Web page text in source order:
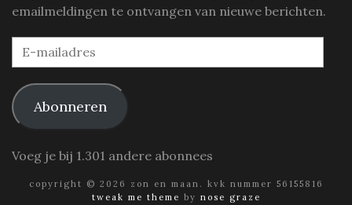
emailmeldingen te ontvangen van nieuwe berichten.
E-
mailadres
Abonneren
Voeg je bij 1.301 andere abonnees
copyright © 2026 zon en maan. kvk nummer 56155816
tweak me theme by nose graze